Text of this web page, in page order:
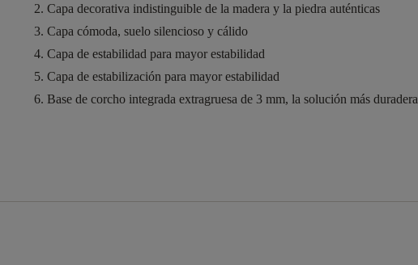
Capa decorativa indistinguible de la madera y la piedra auténticas
Capa cómoda, suelo silencioso y cálido
Capa de estabilidad para mayor estabilidad
Capa de estabilización para mayor estabilidad
Base de corcho integrada extragruesa de 3 mm, la solución más duradera